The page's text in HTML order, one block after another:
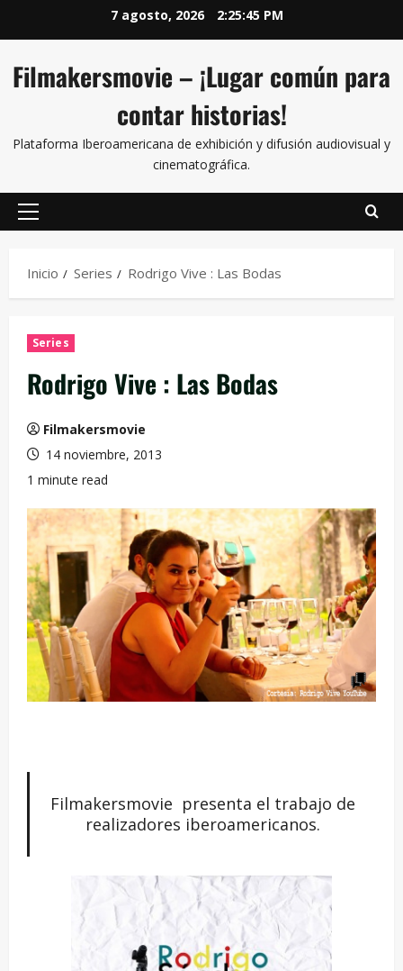
7 agosto, 2026 2:25:45 PM
Filmakersmovie – ¡Lugar común para
contar historias!
Plataforma Iberoamericana de exhibición y difusión audiovisual y
cinematográfica.
Inicio Series Rodrigo Vive : Las Bodas
Series
Rodrigo Vive : Las Bodas
Filmakersmovie
14 noviembre, 2013
1 minute read
Filmakersmovie presenta el trabajo de
realizadores iberoamericanos.